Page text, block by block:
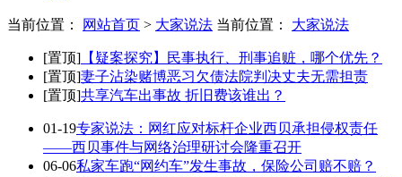
当前位置： 网站首页 > 大家说法 当前位置： 大家说法
[置顶] 【疑案探究】民事执行、刑事追赃，哪个优先？
[置顶]妻子沾染赌博恶习欠债法院判决丈夫无需担责
[置顶]共享汽车出事故 折旧费该谁出？
01-19专家说法：网红应对标杆企业西贝承担侵权责任
——西贝事件与网络治理研讨会隆重召开
06-06私家车跑“网约车”发生事故，保险公司赔不赔？